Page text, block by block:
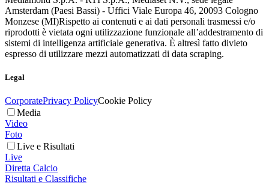
Amsterdam (Paesi Bassi) - Uffici Viale Europa 46, 20093 Cologno
Monzese (MI)Rispetto ai contenuti e ai dati personali trasmessi e/o
riprodotti è vietata ogni utilizzazione funzionale all’addestramento di
sistemi di intelligenza artificiale generativa. È altresì fatto divieto
espresso di utilizzare mezzi automatizzati di data scraping.
Legal
CorporatePrivacy PolicyCookie Policy
Media
Video
Foto
Live e Risultati
Live
Diretta Calcio
Risultati e Classifiche